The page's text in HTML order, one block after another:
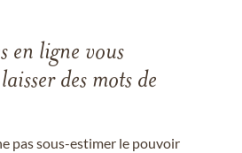
en ligne vous
des mots de
pas sous-estimer le pouvoir